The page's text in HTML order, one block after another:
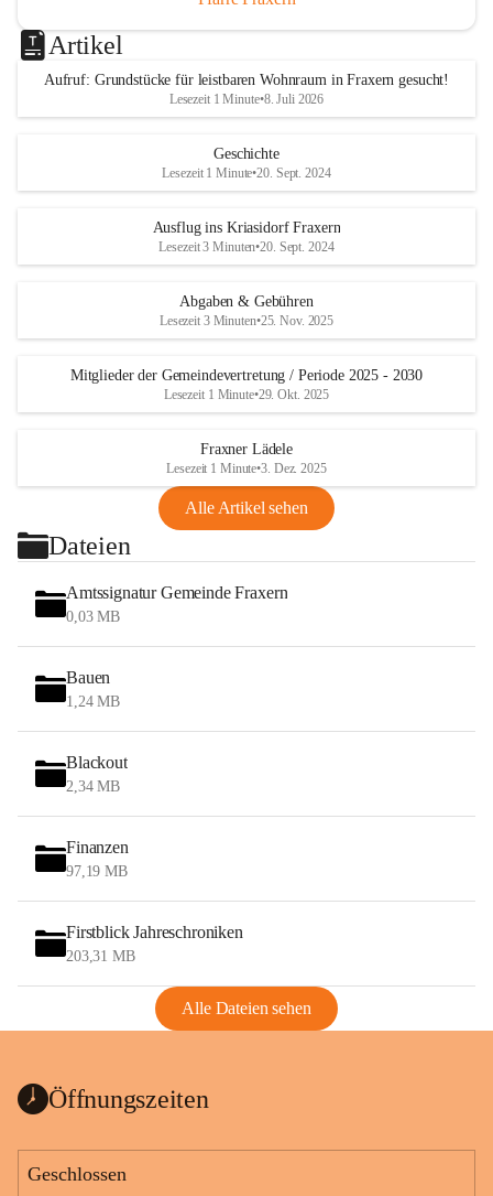
Artikel
Aufruf: Grundstücke für leistbaren Wohnraum in Fraxern gesucht!
Lesezeit 1 Minute•8. Juli 2026
Geschichte
Lesezeit 1 Minute•20. Sept. 2024
Ausflug ins Kriasidorf Fraxern
Lesezeit 3 Minuten•20. Sept. 2024
Abgaben & Gebühren
Lesezeit 3 Minuten•25. Nov. 2025
Mitglieder der Gemeindevertretung / Periode 2025 - 2030
Lesezeit 1 Minute•29. Okt. 2025
Fraxner Lädele
Lesezeit 1 Minute•3. Dez. 2025
Alle Artikel sehen
Dateien
Amtssignatur Gemeinde Fraxern
0,03 MB
Bauen
1,24 MB
Blackout
2,34 MB
Finanzen
97,19 MB
Firstblick Jahreschroniken
203,31 MB
Alle Dateien sehen
Öffnungszeiten
Geschlossen